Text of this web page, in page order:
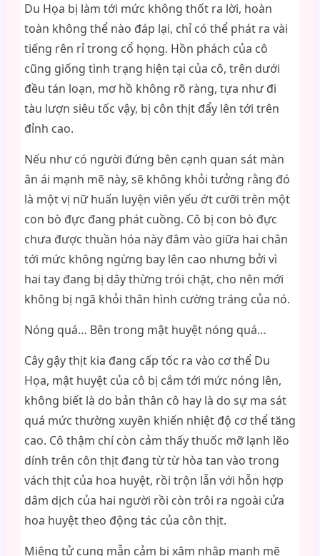
Du Họa bị làm tới mức không thốt ra lời, hoàn
toàn không thể nào đáp lại, chỉ có thể phát ra vài
tiếng rên rỉ trong cổ họng. Hồn phách của cô
cũng giống tình trạng hiện tại của cô, trên dưới
đều tán loạn, mơ hồ không rõ ràng, tựa như đi
tàu lượn siêu tốc vậy, bị côn thịt đẩy lên tới trên
đỉnh cao.
Nếu như có người đứng bên cạnh quan sát màn
ân ái mạnh mẽ này, sẽ không khỏi tưởng rằng đó
là một vị nữ huấn luyện viên yếu ớt cưỡi trên một
con bò đực đang phát cuồng. Cô bị con bò đực
chưa được thuần hóa này đâm vào giữa hai chân
tới mức không ngừng bay lên cao nhưng bởi vì
hai tay đang bị dây thừng trói chặt, cho nên mới
không bị ngã khỏi thân hình cường tráng của nó.
Nóng quá… Bên trong mật huyệt nóng quá…
Cây gậy thịt kia đang cấp tốc ra vào cơ thể Du
Họa, mật huyệt của cô bị cắm tới mức nóng lên,
không biết là do bản thân cô hay là do sự ma sát
quá mức thường xuyên khiến nhiệt độ cơ thể tăng
cao. Cô thậm chí còn cảm thấy thuốc mỡ lạnh lẽo
dính trên côn thịt đang từ từ hòa tan vào trong
vách thịt của hoa huyệt, rồi trộn lẫn với hỗn hợp
dâm dịch của hai người rồi còn trôi ra ngoài cửa
hoa huyệt theo động tác của côn thịt.
Miệng tử cung mẫn cảm bị xâm nhập mạnh mẽ